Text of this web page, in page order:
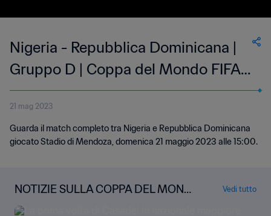
Nigeria - Repubblica Dominicana |
Gruppo D | Coppa del Mondo FIFA
U-20 Argentina 2023 | Match
completo
21 mag 2023
Guarda il match completo tra Nigeria e Repubblica Dominicana
giocato Stadio di Mendoza, domenica 21 maggio 2023 alle 15:00.
NOTIZIE SULLA COPPA DEL MOND
O FIFA U-20
Vedi tutto